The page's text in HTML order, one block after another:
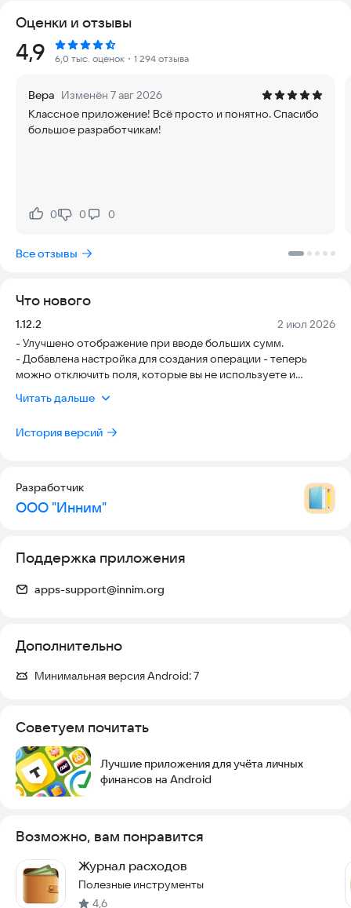
Оценки и отзывы
Рейтинг:
4,9 6,0 тыс. оценок ・1 294 отзыва
Вера Изменён 7 авг 2026
Классное приложение! Всё просто и понятно. Спасибо
большое разработчикам!
Нравится:
0Не нравится:
0 0
Все отзывы
Что нового
Версия:
1.12.2 Дата:
2 июл 2026
- Улучшено отображение при вводе больших сумм.
- Добавлена настройка для создания операции - теперь
можно отключить поля, которые вы не используете и
- Небольшие улучшения для более комфортной работы в
Читать дальше
История версий
Разработчик
ООО "Инним"
Поддержка приложения
apps-support@innim.org
Дополнительно
Минимальная версия Android:7
Советуем почитать
Лучшие приложения для учёта личных
финансов на Android
Возможно, вам понравится
Журнал расходов
Полезные инструменты
4,6